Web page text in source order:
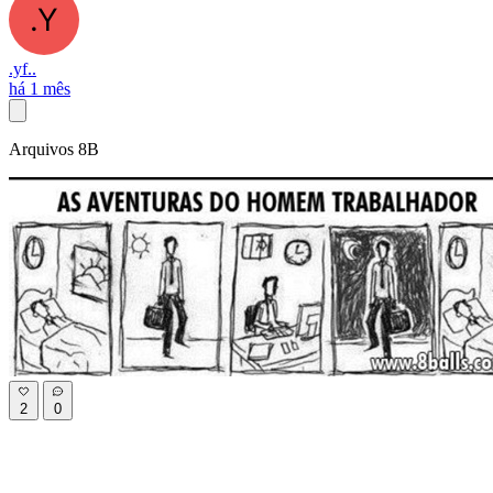
.yf..
há 1 mês
Arquivos 8B
2 0